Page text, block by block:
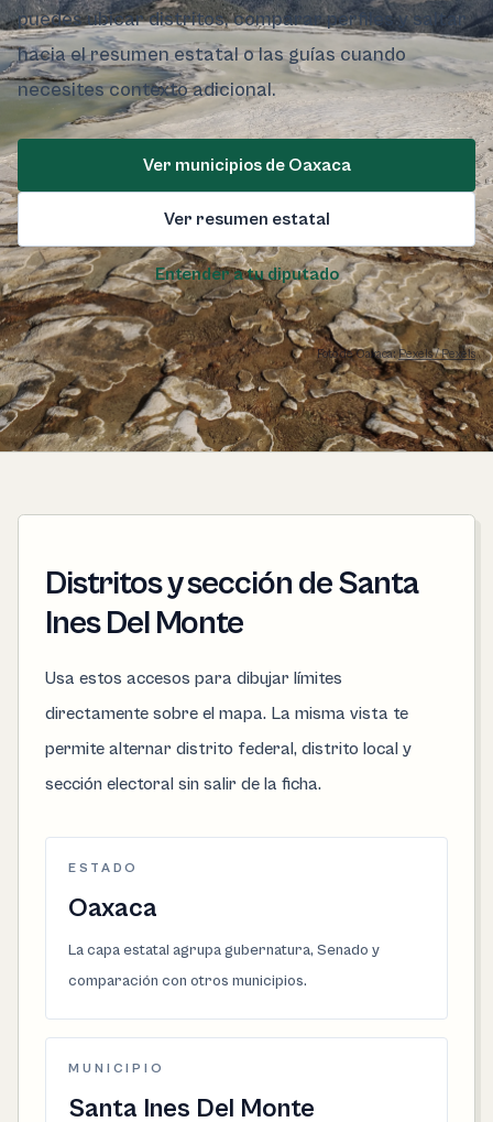
puedes ubicar distritos, comparar perfiles y saltar
hacia el resumen estatal o las guías cuando
necesites contexto adicional.
Ver municipios de Oaxaca
Ver resumen estatal
Entender a tu diputado
Foto de Oaxaca:Pexels / Pexels
Distritos y sección de Santa
Ines Del Monte
Usa estos accesos para dibujar límites
directamente sobre el mapa. La misma vista te
permite alternar distrito federal, distrito local y
sección electoral sin salir de la ficha.
ESTADO
Oaxaca
La capa estatal agrupa gubernatura, Senado y
comparación con otros municipios.
MUNICIPIO
Santa Ines Del Monte